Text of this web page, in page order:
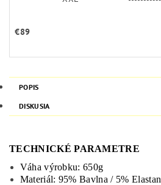
€89
POPIS
DISKUSIA
TECHNICKÉ PARAMETRE
Váha výrobku: 650g
Materiál: 95% Bavlna / 5% Elastan